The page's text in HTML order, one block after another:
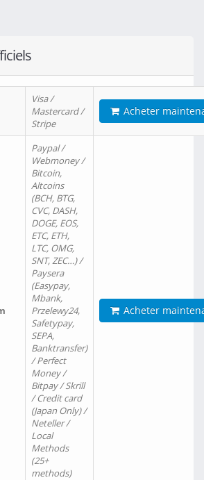
Visa /
Mastercard /
Stripe
Acheter
Paypal /
Webmoney /
Bitcoin,
Altcoins
(BCH, BTG,
CVC, DASH,
DOGE, EOS,
ETC, ETH,
LTC, OMG,
SNT, ZEC…) /
Paysera
(Easypay,
Mbank,
Przelewy24,
Safetypay,
SEPA,
Banktransfer)
/ Perfect
Money /
Bitpay / Skrill
/ Credit card
(Japan Only) /
Neteller /
Local
Methods
(25+
methods)
Acheter